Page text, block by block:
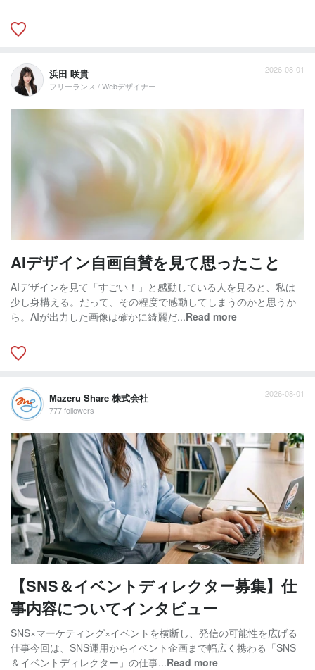
浜田 咲貴
フリーランス / Webデザイナー
2026-08-01
AIデザイン自画自賛を見て思ったこと
AIデザインを見て「すごい！」と感動している人を見ると、私は
少し身構える。だって、その程度で感動してしまうのかと思うか
ら。AIが出力した画像は確かに綺麗だ...Read more
Mazeru Share 株式会社
777 followers
2026-08-01
【SNS＆イベントディレクター募集】仕
事内容についてインタビュー
SNS×マーケティング×イベントを横断し、発信の可能性を広げる
仕事今回は、SNS運用からイベント企画まで幅広く携わる「SNS
＆イベントディレクター」の仕事...Read more